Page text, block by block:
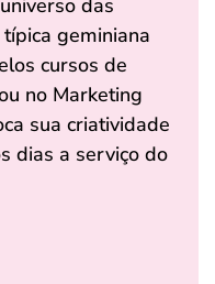
geminiana
cursos de
no Marketing
sua criatividade
dias a serviço do